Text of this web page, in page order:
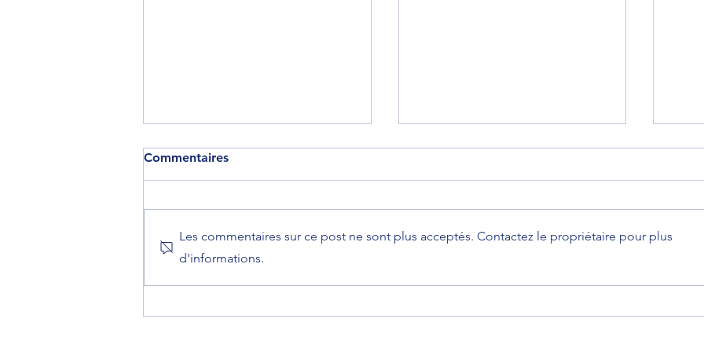
Perouse
Avec
Commentaires
Les commentaires sur ce post ne sont plus acceptés. Contactez le propriétaire pour plus
d'informations.